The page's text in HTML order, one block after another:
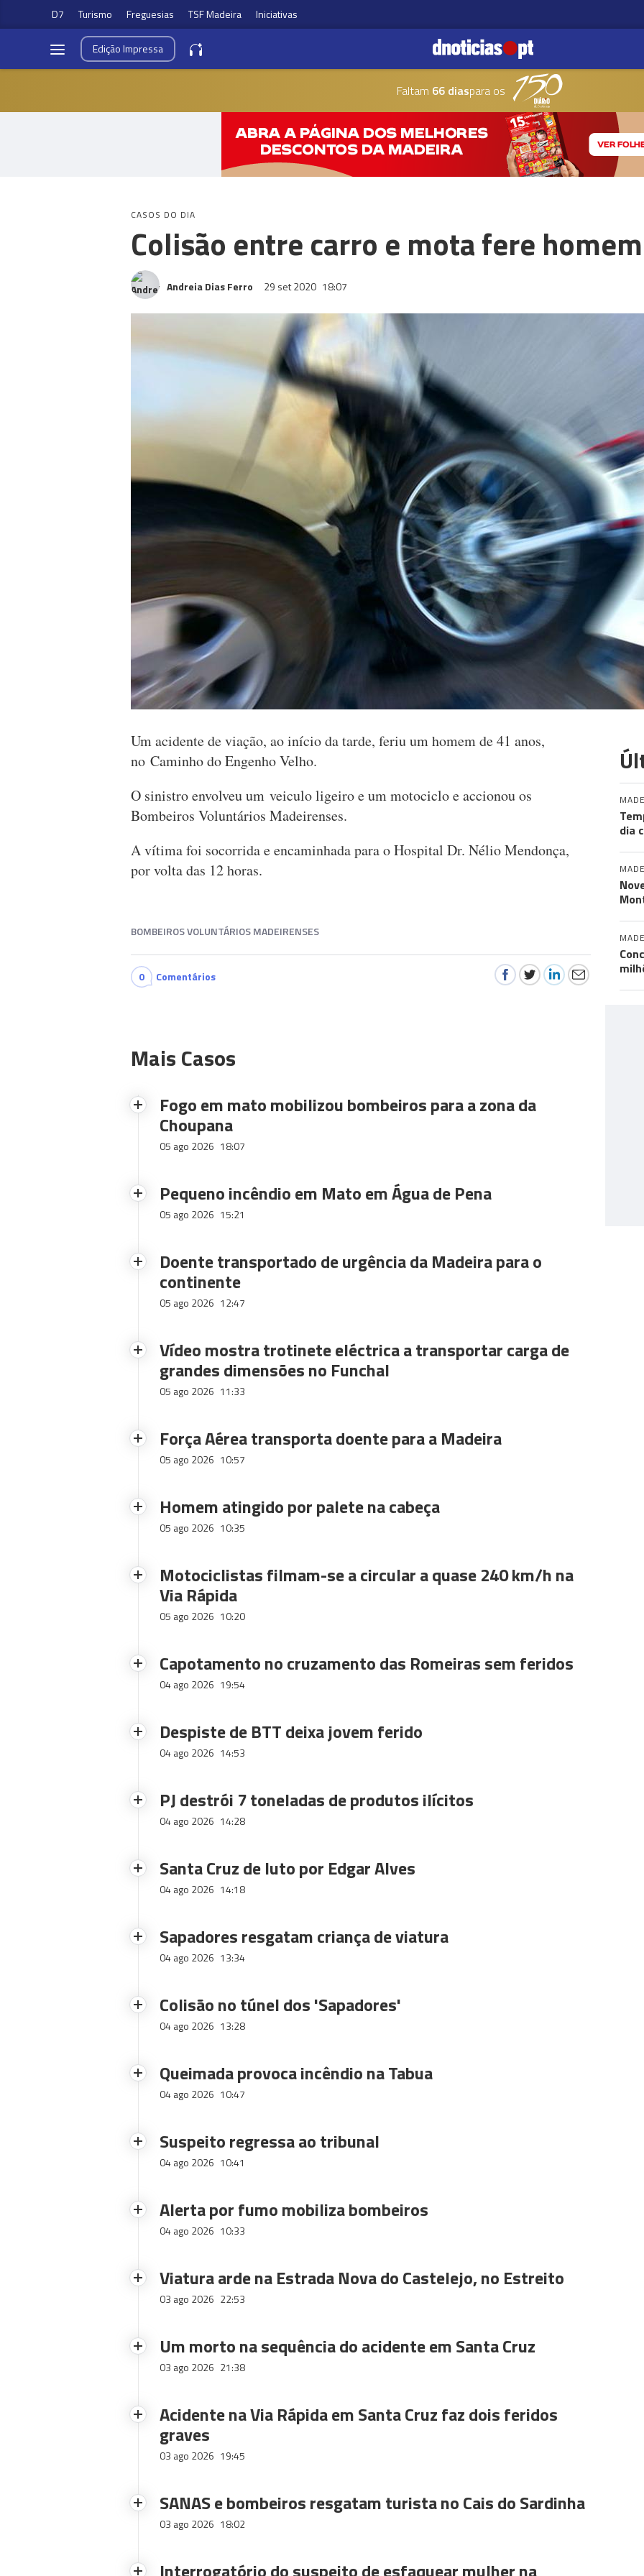
D7 Turismo Freguesias TSF Madeira Iniciativas
EdiçãoImpressa
Faltam 66 diaspara os
CASOS DO DIA
Colisão entre carro e mota fere
Andreia Dias Ferro 29 set 2020 18:07
Um acidente de viação, ao início da tarde, feriu um homem de 41 anos,
no Caminho do Engenho Velho.
O sinistro envolveu um veiculo ligeiro e um motociclo e accionou os
Bombeiros Voluntários Madeirenses.
A vítima foi socorrida e encaminhada para o Hospital Dr. Nélio Mendonça,
por volta das 12 horas.
BOMBEIROS VOLUNTÁRIOS MADEIRENSES
0 Comentários
Mais Casos
Fogo em mato mobilizou bombeiros para a zona da
Choupana
05 ago 2026 18:07
Pequeno incêndio em Mato em Água de Pena
05 ago 2026 15:21
Doente transportado de urgência da Madeira para o
continente
05 ago 2026 12:47
Vídeo mostra trotinete eléctrica a transportar carga de
grandes dimensões no Funchal
05 ago 2026 11:33
Força Aérea transporta doente para a Madeira
05 ago 2026 10:57
Homem atingido por palete na cabeça
05 ago 2026 10:35
Motociclistas filmam-se a circular a quase 240 km/h na
Via Rápida
05 ago 2026 10:20
Capotamento no cruzamento das Romeiras sem feridos
04 ago 2026 19:54
Despiste de BTT deixa jovem ferido
04 ago 2026 14:53
PJ destrói 7 toneladas de produtos ilícitos
04 ago 2026 14:28
Santa Cruz de luto por Edgar Alves
04 ago 2026 14:18
Sapadores resgatam criança de viatura
04 ago 2026 13:34
Colisão no túnel dos 'Sapadores'
04 ago 2026 13:28
Queimada provoca incêndio na Tabua
04 ago 2026 10:47
Suspeito regressa ao tribunal
04 ago 2026 10:41
Alerta por fumo mobiliza bombeiros
04 ago 2026 10:33
Viatura arde na Estrada Nova do Castelejo, no Estreito
03 ago 2026 22:53
Um morto na sequência do acidente em Santa Cruz
03 ago 2026 21:38
Acidente na Via Rápida em Santa Cruz faz dois feridos
graves
03 ago 2026 19:45
SANAS e bombeiros resgatam turista no Cais do Sardinha
03 ago 2026 18:02
dia